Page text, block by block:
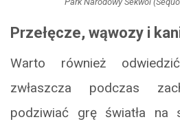
Przełęcze, wąwozy i
Warto również
zwłaszcza podczas
podziwiać grę światła na